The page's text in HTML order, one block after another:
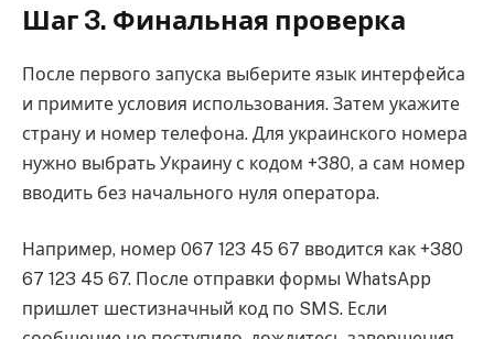
Шаг 3. Финальная проверка
После первого запуска выберите язык интерфейса
и примите условия использования. Затем укажите
страну и номер телефона. Для украинского номера
нужно выбрать Украину с кодом +380, а сам номер
вводить без начального нуля оператора.
Например, номер 067 123 45 67 вводится как +380
67 123 45 67. После отправки формы WhatsApp
пришлет шестизначный код по SMS. Если